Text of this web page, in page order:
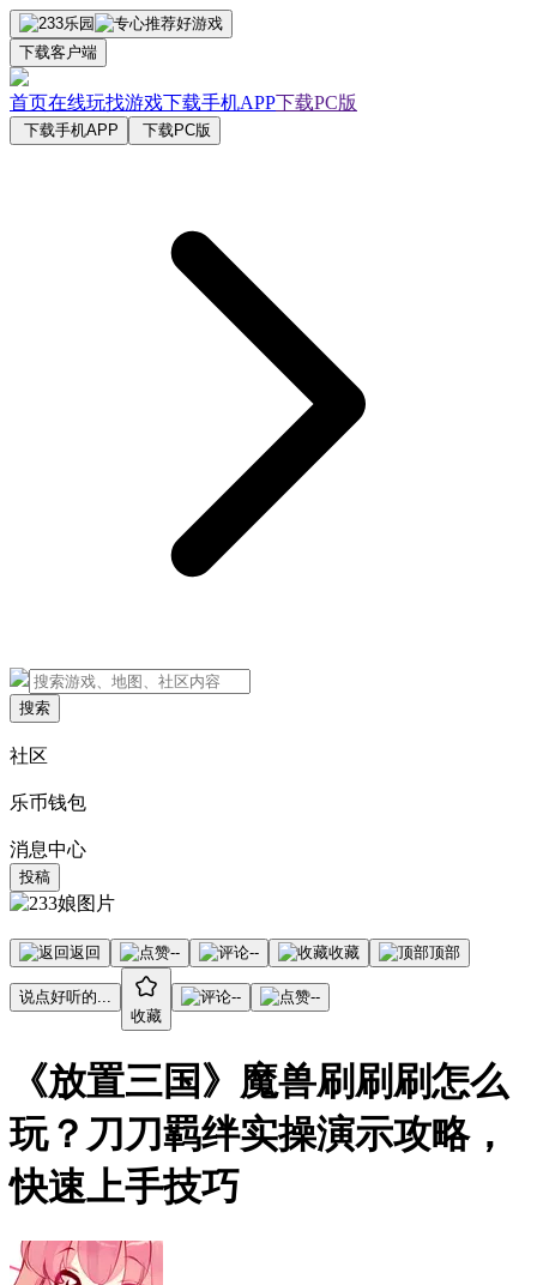
下载客户端
首页在线玩找游戏下载手机APP下载PC版
下载手机APP 下载PC版
搜索
社区
乐币钱包
消息中心
投稿
返回 -- -- 收藏 顶部
说点好听的...
收藏
-- --
《放置三国》魔兽刷刷刷怎么
玩？刀刀羁绊实操演示攻略，
快速上手技巧